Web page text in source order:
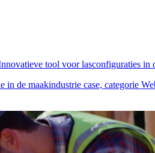
tool voor lasconfiguraties in
de maakindustrie case, categorie